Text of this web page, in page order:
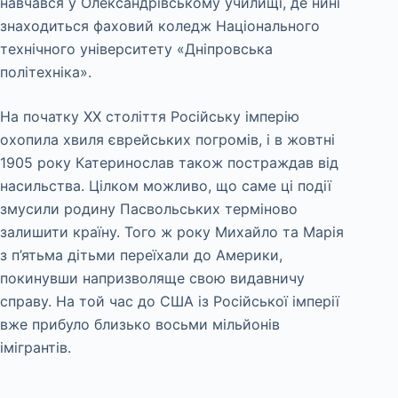
знаходиться фаховий коледж Національного
технічного університету «Дніпровська
політехніка».
На початку XX століття Російську імперію
охопила хвиля єврейських погромів, і в жовтні
1905 року Катеринослав також постраждав від
насильства. Цілком можливо, що саме ці події
змусили родину Пасвольських терміново
залишити країну. Того ж року Михайло та Марія
з п’ятьма дітьми переїхали до Америки,
покинувши напризволяще свою видавничу
справу. На той час до США із Російської імперії
вже прибуло близько восьми мільйонів
імігрантів.